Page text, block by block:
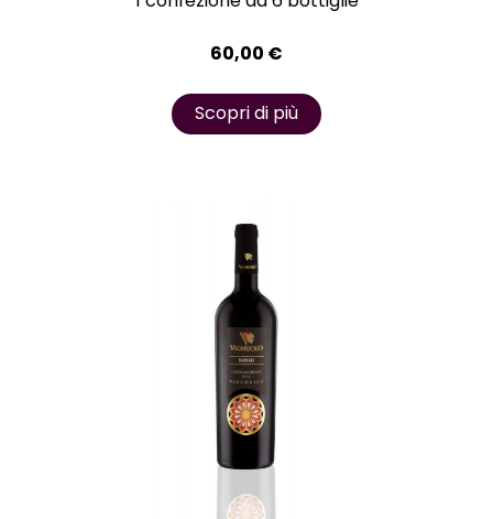
60,00 €
Scopri di più